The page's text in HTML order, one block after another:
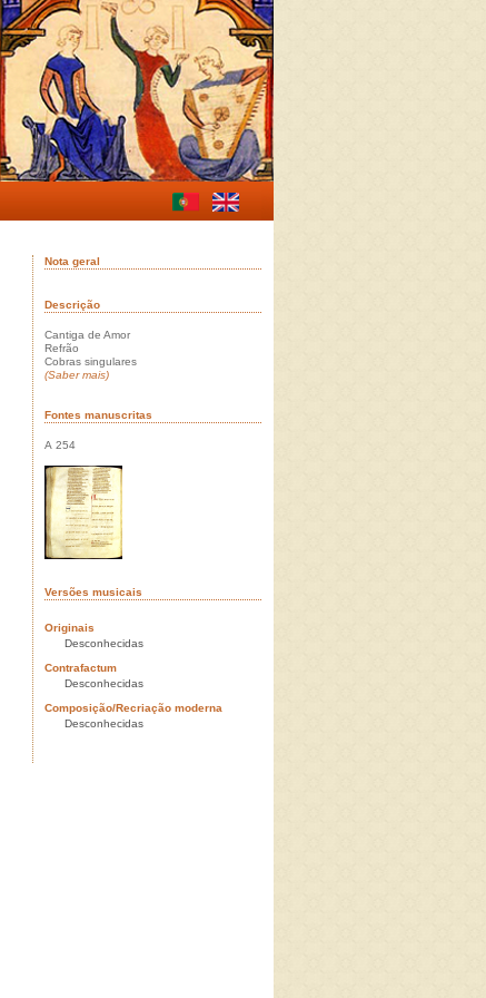
Nota geral
Descrição
Cantiga de Amor
Refrão
Cobras singulares
(Saber mais)
Fontes manuscritas
A 254
Versões musicais
Originais
Desconhecidas
Contrafactum
Desconhecidas
Composição/Recriação moderna
Desconhecidas